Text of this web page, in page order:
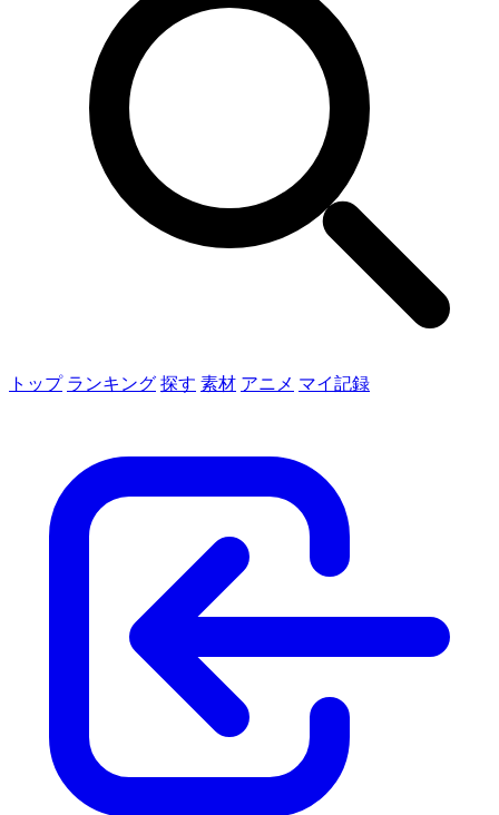
トップ ランキング 探す 素材 アニメ マイ記録